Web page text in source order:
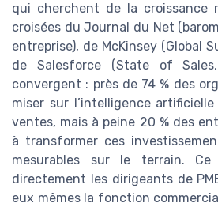
qui cherchent de la croissance
croisées du Journal du Net
entreprise), de McKinsey (Global
de Salesforce (State of
convergent : près de 74 % des
miser sur l’intelligence
ventes, mais à peine 20 % des
à transformer ces
mesurables sur le terrain. Ce
directement les dirigeants de
eux mêmes la fonction